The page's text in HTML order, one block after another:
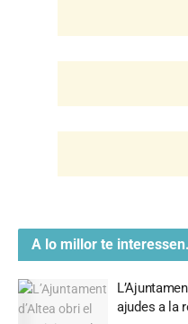
A lo millor te
ajudes a la